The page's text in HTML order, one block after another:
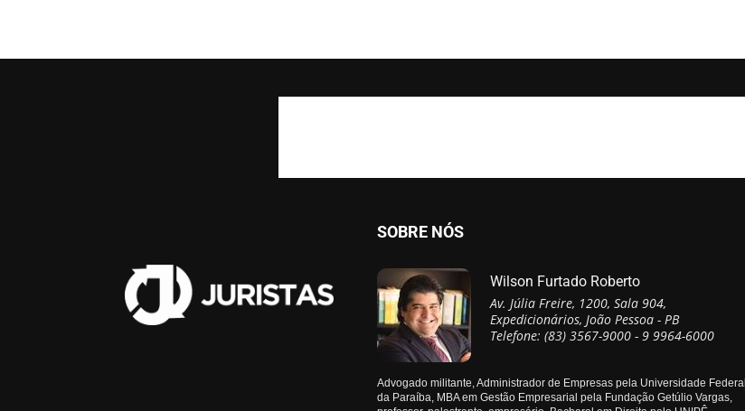
SOBRE NÓS
Wilson Furtado Roberto
Av. Júlia Freire, 1200, Sala 904,
Expedicionários, João Pessoa - PB
Telefone: (83) 3567-9000 - 9 9964-6000
Advogado militante, Administrador de Empresas pela Universidade Federal
da Paraíba, MBA em Gestão Empresarial pela Fundação Getúlio Vargas,